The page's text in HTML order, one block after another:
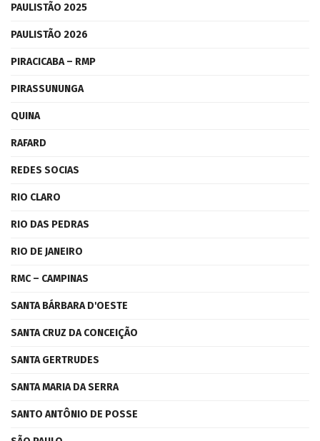
PAULISTÃO 2025
PAULISTÃO 2026
PIRACICABA – RMP
PIRASSUNUNGA
QUINA
RAFARD
REDES SOCIAS
RIO CLARO
RIO DAS PEDRAS
RIO DE JANEIRO
RMC – CAMPINAS
SANTA BÁRBARA D'OESTE
SANTA CRUZ DA CONCEIÇÃO
SANTA GERTRUDES
SANTA MARIA DA SERRA
SANTO ANTÔNIO DE POSSE